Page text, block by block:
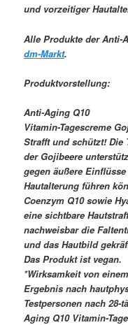
und vorzeitiger
Alle Produkte der Anti-
dm-Markt.
Produktvorstellung:
Anti-Aging Q10
Vitamin-Tagescreme
Strafft und schützt! Die
der Gojibeere
gegen äußere
Hautalterung führen
Coenzym Q10 sowie
eine sichtbare
nachweisbar die
und das Hautbild
Das Produkt ist vegan.
*Wirksamkeit von
Ergebnis nach
Testpersonen nach
Aging Q10 Vitamin-